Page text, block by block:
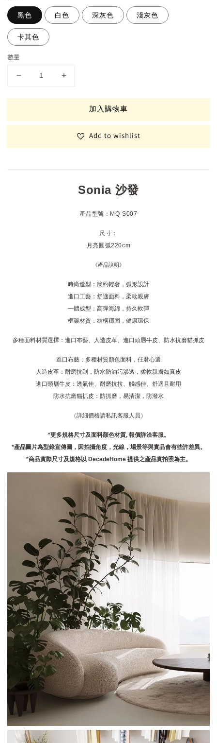
黑色 白色 深灰色 淺灰色
卡其色
數量
加入購物車
Add to wishlist
Sonia 沙發
產品型號：MQ-S007
尺寸：
月亮圓弧220cm
《產品說明》
時尚造型：簡約輕奢，弧形設計
進口工藝：舒適面料，柔軟親膚
一體成型：高彈海綿，持久軟彈
框架材質：結構穩固，健康環保
多種面料材質選擇：進口布藝、人造皮革、進口頭層牛皮、防水抗磨貓抓皮
進口布藝：多種材質顏色面料，任君心選
人造皮革：耐磨抗刮，防水防油污滲透，柔軟親膚如真皮
進口頭層牛皮：透氣佳、耐磨抗拉、觸感佳、舒適且耐用
防水抗磨貓抓皮：防抓磨，易清潔，防潑水
（詳細價格請私訊客服人員）
*更多規格尺寸及面料顏色材質, 報價詳洽客服。
*產品圖片為型錄宣傳圖，因拍攝角度，光線，場景等與實品會有些許差異。
*商品實際尺寸及規格以 DecadeHome 提供之產品實拍照為主。